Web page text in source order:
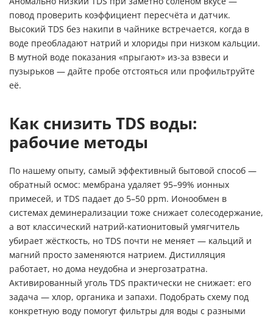
повод проверить коэффициент пересчёта и датчик.
Высокий TDS без накипи в чайнике встречается, когда в
воде преобладают натрий и хлориды при низком кальции.
В мутной воде показания «прыгают» из-за взвеси и
пузырьков — дайте пробе отстояться или профильтруйте
её.
Как снизить TDS воды:
рабочие методы
По нашему опыту, самый эффективный бытовой способ —
обратный осмос: мембрана удаляет 95–99% ионных
примесей, и TDS падает до 5–50 ppm. Ионообмен в
системах деминерализации тоже снижает солесодержание,
а вот классический натрий-катионитовый умягчитель
убирает жёсткость, но TDS почти не меняет — кальций и
магний просто заменяются натрием. Дистилляция
работает, но дома неудобна и энергозатратна.
Активированный уголь TDS практически не снижает: его
задача — хлор, органика и запахи. Подобрать схему под
конкретную воду помогут фильтры для воды с разными